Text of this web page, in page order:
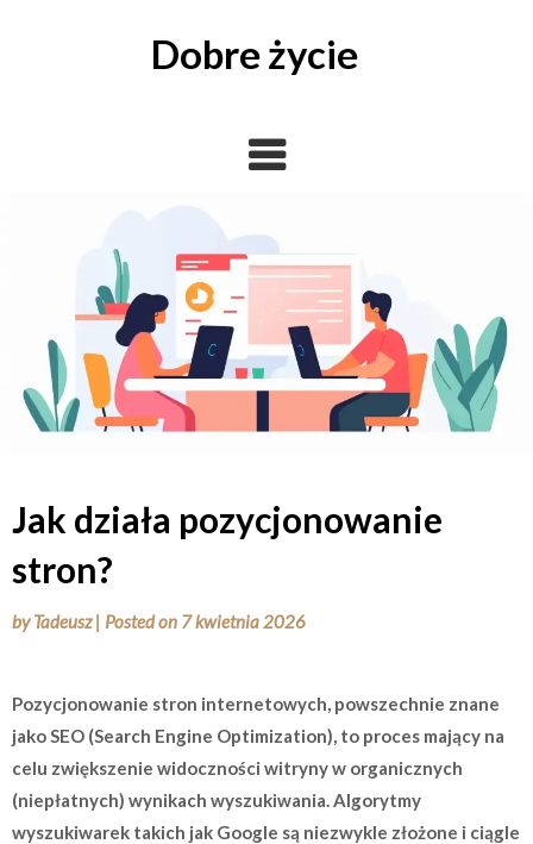
Dobre życie
Jak działa pozycjonowanie
stron?
byTadeusz | Posted on 7 kwietnia 2026
Pozycjonowanie stron internetowych, powszechnie znane
jako SEO (Search Engine Optimization), to proces mający na
celu zwiększenie widoczności witryny w organicznych
(niepłatnych) wynikach wyszukiwania. Algorytmy
wyszukiwarek takich jak Google są niezwykle złożone i ciągle